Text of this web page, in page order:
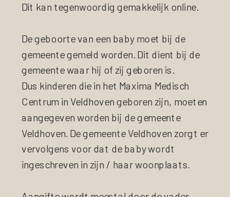
Dit kan tegenwoordig gemakkelijk online.
De geboorte van een baby moet bij de
gemeente gemeld worden. Dit dient bij de
gemeente waar hij of zij geboren is.
Dus kinderen die in het Maxima Medisch
Centrum in Veldhoven geboren zijn, moeten
aangegeven worden bij de gemeente
Veldhoven. De gemeente Veldhoven zorgt er
vervolgens voor dat de baby wordt
ingeschreven in zijn / haar woonplaats.